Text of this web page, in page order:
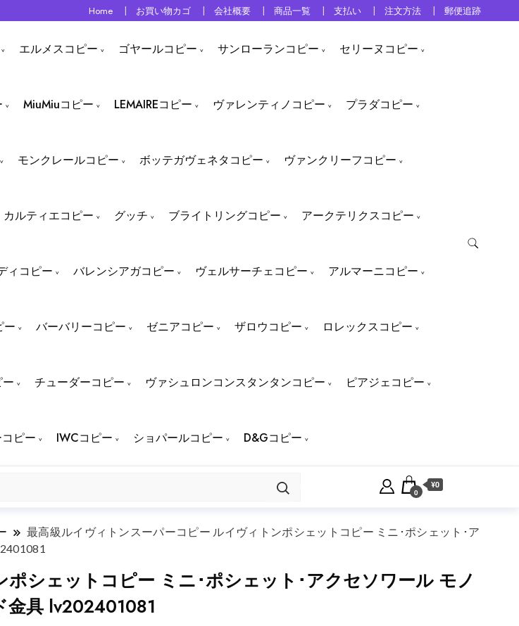
Home お買い物カゴ 会社概要 商品一覧 支払い 注文方法 郵便追跡
エルメスコピー ゴヤールコピー サンローランコピー セリーヌコピー
MiuMiuコピー LEMAIREコピー ヴァレンティノコピー プラダコピー
モンクレールコピー ボッテガヴェネタコピー ヴァンクリーフコピー
カルティエコピー グッチ ブライトリングコピー アークテリクスコピー
ィコピー バレンシアガコピー ヴェルサーチェコピー アルマーニコピー
ー バーバリーコピー ゼニアコピー ザロウコピー ロレックスコピー
チューダーコピー ヴァシュロンコンスタンタンコピー ピアジェコピー
ピー IWCコピー ショパールコピー D&Gコピー
0
¥0
最高級ルイヴィトンスーパーコピー ルイヴィトンポシェットコピー ミニ･ポシェット･ア
シェットコピー ミニ･ポシェット･アクセソワール モノ
金具 lv202401081